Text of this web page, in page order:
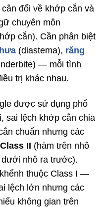
đối về khớp cắn và
chuyên môn
cắn). Cần phân biệt
(diastema), răng
— mỗi tình
trị khác nhau.
được sử dụng phổ
sai lệch khớp cắn chia
chuẩn nhưng các
Class II (hàm trên nhô
dưới nhô ra trước).
thuộc Class I —
lệch lớn nhưng các
không gian trên